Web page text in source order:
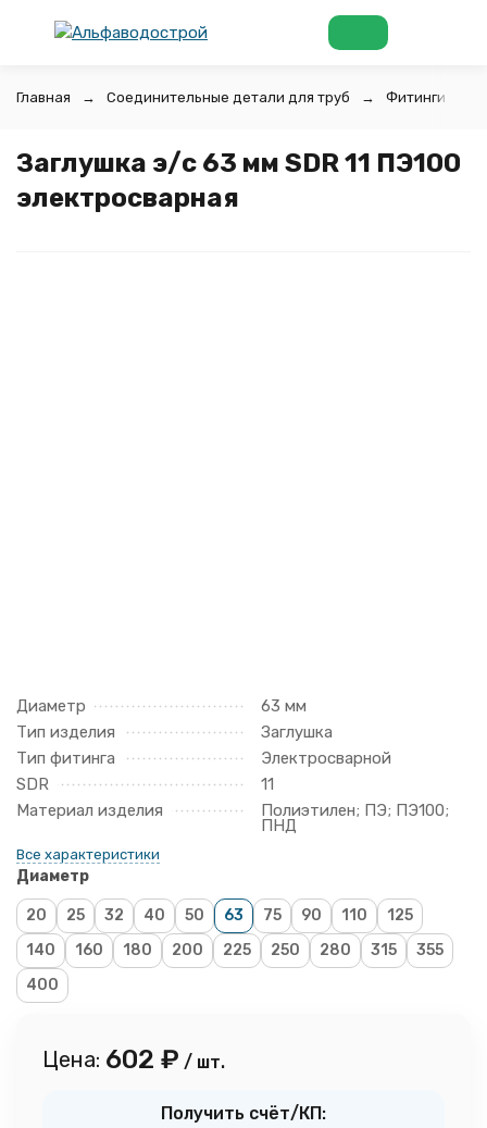
Главная Соединительные детали для труб Фитинги для
Заглушка э/с 63 мм SDR 11 ПЭ100
электросварная
Диаметр
63 мм
Тип изделия
Заглушка
Тип фитинга
Электросварной
SDR
11
Материал изделия
Полиэтилен; ПЭ; ПЭ100;
ПНД
Все характеристики
Диаметр
20 25 32 40 50 63 75 90 110
125
140
160 180 200 225 250 280 315
355
400
Цена: 602 ₽ / шт.
Получить счёт/КП: